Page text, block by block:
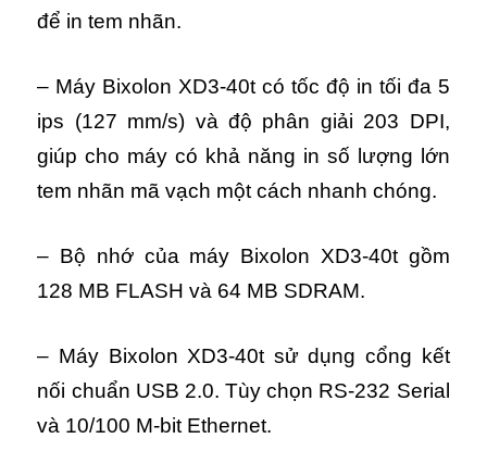
để in tem nhãn.
– Máy Bixolon XD3-40t có tốc độ in tối đa 5
ips (127 mm/s) và độ phân giải 203 DPI,
giúp cho máy có khả năng in số lượng lớn
tem nhãn mã vạch một cách nhanh chóng.
– Bộ nhớ của máy Bixolon XD3-40t gồm
128 MB FLASH và 64 MB SDRAM.
– Máy Bixolon XD3-40t sử dụng cổng kết
nối chuẩn USB 2.0. Tùy chọn RS-232 Serial
và 10/100 M-bit Ethernet.